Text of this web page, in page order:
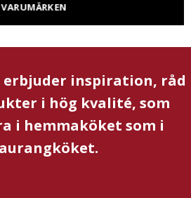
VARUMÄRKEN
erbjuder inspiration, råd
i hög kvalité, som
i hemmaköket som i